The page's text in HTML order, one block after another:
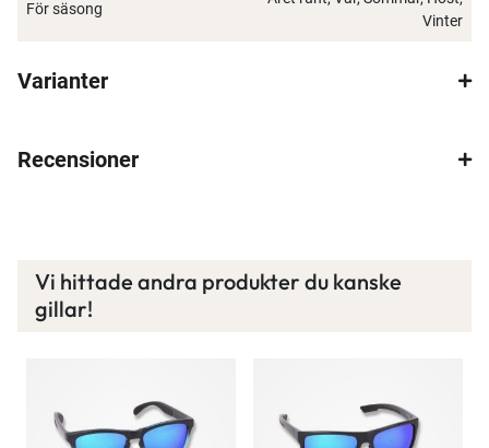
För säsong
Vinter
Varianter
Recensioner
Vi hittade andra produkter du kanske
gillar!